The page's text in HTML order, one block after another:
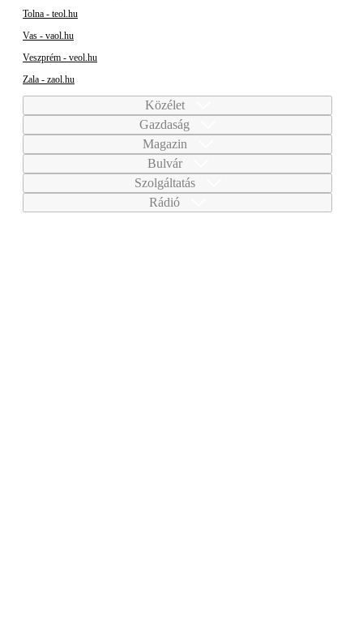
Tolna - teol.hu
Vas - vaol.hu
Veszprém - veol.hu
Zala - zaol.hu
Közélet
Gazdaság
Magazin
Bulvár
Szolgáltatás
Rádió